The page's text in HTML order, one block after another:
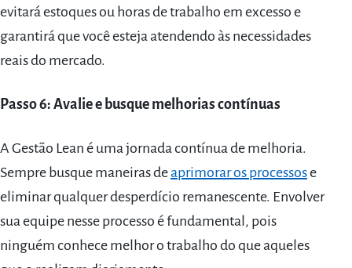
evitará estoques ou horas de trabalho em excesso e
garantirá que você esteja atendendo às necessidades
reais do mercado.
Passo 6: Avalie e busque melhorias contínuas
A Gestão Lean é uma jornada contínua de melhoria.
Sempre busque maneiras deaprimorar os processose
eliminar qualquer desperdício remanescente. Envolver
sua equipe nesse processo é fundamental, pois
ninguém conhece melhor o trabalho do que aqueles